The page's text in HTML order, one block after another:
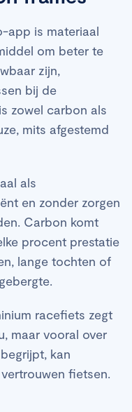
app is materiaal
om beter te
zijn,
bij de
zowel carbon als
mits afgestemd
als
en zonder zorgen
Carbon komt
procent prestatie
lange tochten of
racefiets zegt
maar vooral over
kan
fietsen.